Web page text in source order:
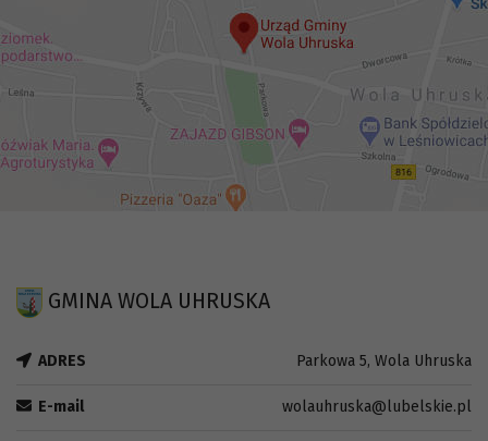
GMINA WOLA UHRUSKA
ADRES Parkowa 5, Wola Uhruska
E-mail wolauhruska@lubelskie.pl